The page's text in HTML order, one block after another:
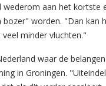
aan het kortste
worden. "Dan kan
minder vluchten."
waar de
in Groningen.